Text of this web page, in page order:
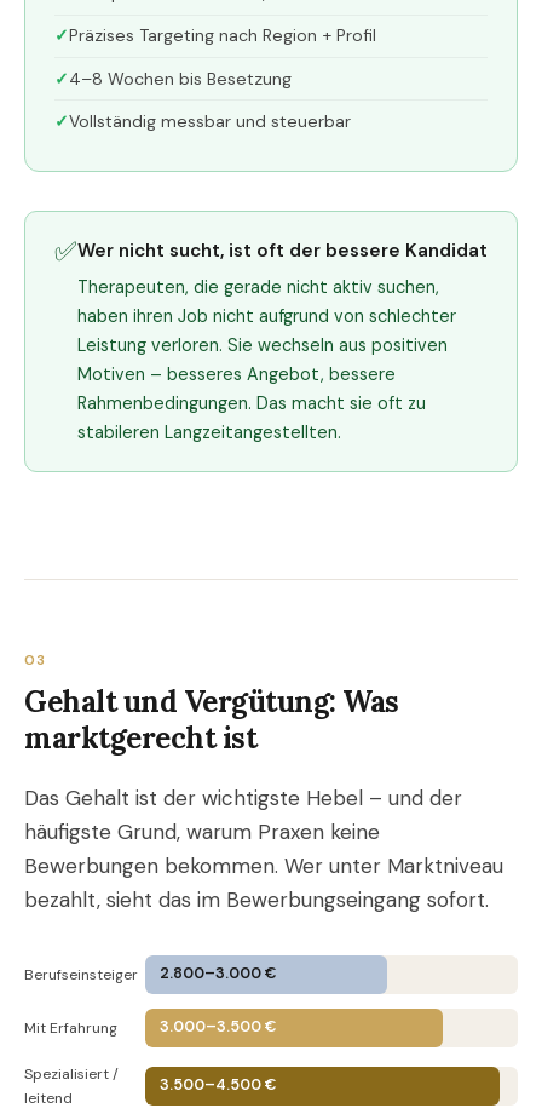
Präzises Targeting nach Region + Profil
4–8 Wochen bis Besetzung
Vollständig messbar und steuerbar
✅Wer nicht sucht, ist oft der bessere Kandidat
Therapeuten, die gerade nicht aktiv suchen,
haben ihren Job nicht aufgrund von schlechter
Leistung verloren. Sie wechseln aus positiven
Motiven – besseres Angebot, bessere
Rahmenbedingungen. Das macht sie oft zu
stabileren Langzeitangestellten.
03
Gehalt und Vergütung: Was
marktgerecht ist
Das Gehalt ist der wichtigste Hebel – und der
häufigste Grund, warum Praxen keine
Bewerbungen bekommen. Wer unter Marktniveau
bezahlt, sieht das im Bewerbungseingang sofort.
Berufseinsteiger 2.800–3.000 €
Mit Erfahrung 3.000–3.500 €
Spezialisiert /
leitend
3.500–4.500 €